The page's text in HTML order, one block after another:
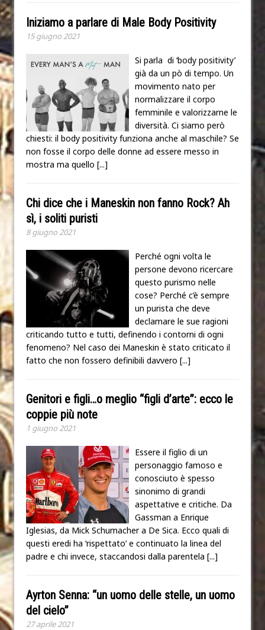
Iniziamo a parlare di Male Body Positivity
15 giugno 2021
Si parla di ‘body positivity’
già da un pò di tempo. Un
movimento nato per
normalizzare il corpo
femminile e valorizzarne le
diversità. Ci siamo però
chiesti: il body positivity funziona anche al maschile? Se
non fosse il corpo delle donne ad essere messo in
mostra ma quello [...]
Chi dice che i Maneskin non fanno Rock? Ah
sì, i soliti puristi
8 giugno 2021
Perché ogni volta le
persone devono ricercare
questo purismo nelle
cose? Perché c’è sempre
un purista che deve
declamare le sue ragioni
criticando tutto e tutti, definendo i contorni di ogni
fenomeno? Nel caso dei Maneskin è stato criticato il
fatto che non fossero definibili davvero [...]
Genitori e figli…o meglio “figli d’arte”: ecco le
coppie più note
1 giugno 2021
Essere il figlio di un
personaggio famoso e
conosciuto è spesso
sinonimo di grandi
aspettative e critiche. Da
Gassman a Enrique
Iglesias, da Mick Schumacher a De Sica. Ecco quali di
questi eredi ha ‘rispettato’ e continuato la linea del
padre e chi invece, staccandosi dalla parentela [...]
Ayrton Senna: “un uomo delle stelle, un uomo
del cielo”
27 aprile 2021